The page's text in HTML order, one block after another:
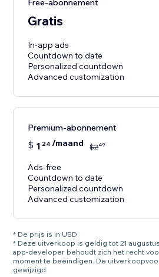
Free-abonnement
Gratis
In-app ads
Countdown to date
Personalized countdown
Premium-abonnement
$ 1 24 /maand $249
Ads-free
Countdown to date
Personalized countdown
Advanced customization
* De prijs is in USD.
* Deze uitverkoop is geldig tot 21
app-developer behoudt zich het recht
moment te beëindigen. De
gewijzigd.